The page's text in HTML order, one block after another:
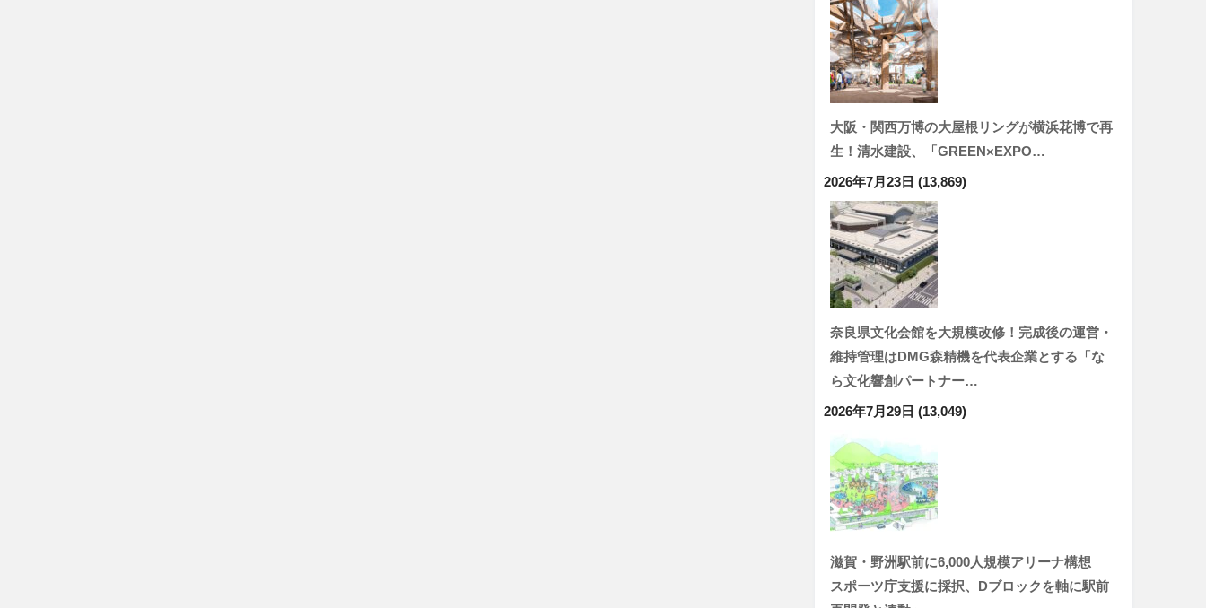
大阪・関西万博の大屋根リングが横浜花博で再
生！清水建設、「GREEN×EXPO…
2026年7月23日 (13,869)
奈良県文化会館を大規模改修！完成後の運営・
維持管理はDMG森精機を代表企業とする「な
ら文化響創パートナー…
2026年7月29日 (13,049)
滋賀・野洲駅前に6,000人規模アリーナ構想
スポーツ庁支援に採択、Dブロックを軸に駅前